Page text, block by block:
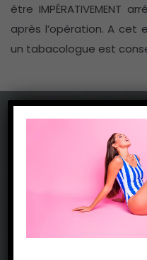
être IMPÉRATIVEMENT
après l’opération. A cet
un tabacologue est